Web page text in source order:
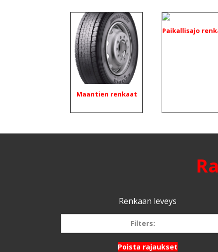
Maantien renkaat
Paikallisajo
Renkaan leveys
Filters:
205
Poista rajaukset